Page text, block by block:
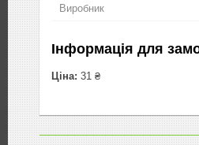
Виробник
Інформація для
Ціна: 31 ₴